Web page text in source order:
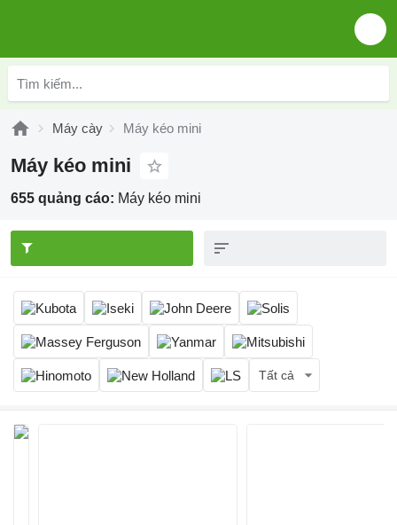
Máy cày Máy kéo mini
Máy kéo mini
655 quảng cáo: Máy kéo mini
Tất cả